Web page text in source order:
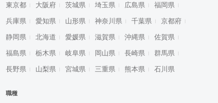
東京都 大阪府 茨城県 埼玉県 広島県 福岡県
兵庫県 愛知県 山形県 神奈川県 千葉県 京都府
静岡県 北海道 愛媛県 滋賀県 沖縄県 佐賀県
福島県 栃木県 岐阜県 岡山県 長崎県 群馬県
長野県 山梨県 宮城県 三重県 熊本県 石川県
職種